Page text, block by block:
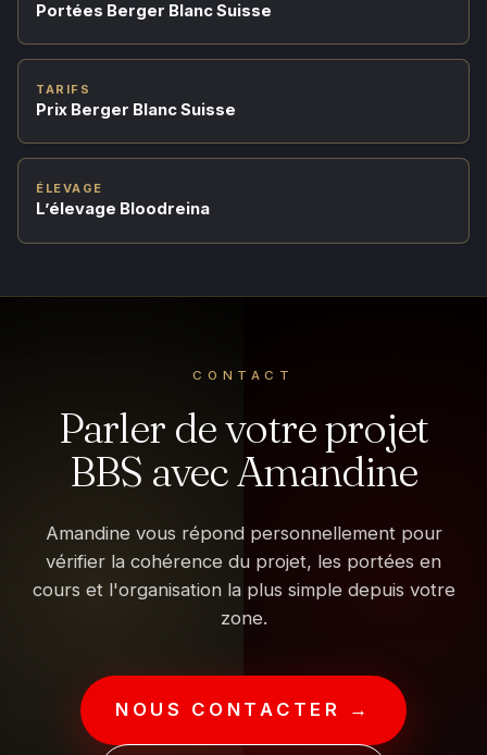
Portées Berger Blanc Suisse
TARIFS
Prix Berger Blanc Suisse
ÉLEVAGE
L’élevage Bloodreina
CONTACT
Parler de votre projet
BBS avec Amandine
Amandine vous répond personnellement pour
vérifier la cohérence du projet, les portées en
cours et l'organisation la plus simple depuis votre
zone.
NOUS CONTACTER →